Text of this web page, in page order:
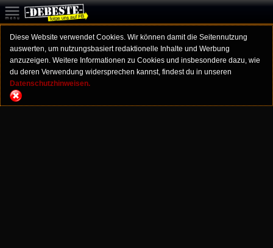
Diese Website verwendet Cookies. Wir können damit die Seitennutzung
auswerten, um nutzungsbasiert redaktionelle Inhalte und Werbung
anzuzeigen. Weitere Informationen zu Cookies und insbesondere dazu, wie
du deren Verwendung widersprechen kannst, findest du in unseren
Datenschutzhinweisen.